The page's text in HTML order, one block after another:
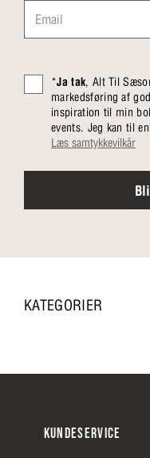
*Ja tak, Alt Til
markedsføring af
inspiration til min
events. Jeg kan til
Læs samtykkevilkår
KATEGORIER
KUNDESERVICE